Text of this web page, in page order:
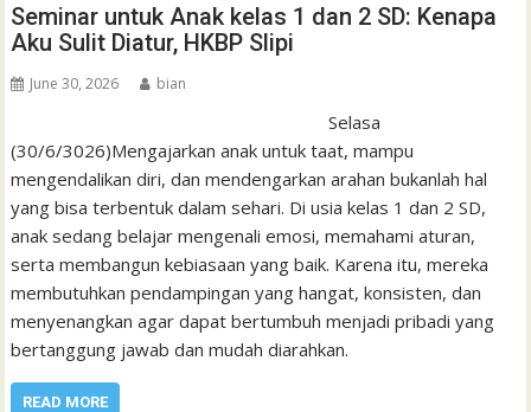
Seminar untuk Anak kelas 1 dan 2 SD: Kenapa
Aku Sulit Diatur, HKBP Slipi
June 30, 2026 bian
Selasa
(30/6/3026)Mengajarkan anak untuk taat, mampu
mengendalikan diri, dan mendengarkan arahan bukanlah hal
yang bisa terbentuk dalam sehari. Di usia kelas 1 dan 2 SD,
anak sedang belajar mengenali emosi, memahami aturan,
serta membangun kebiasaan yang baik. Karena itu, mereka
membutuhkan pendampingan yang hangat, konsisten, dan
menyenangkan agar dapat bertumbuh menjadi pribadi yang
bertanggung jawab dan mudah diarahkan.
READ MORE